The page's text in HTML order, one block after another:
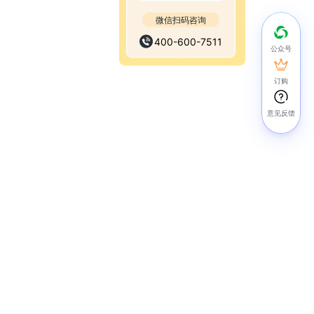
微信扫码咨询
400-600-7511
公众号
订购
意见反馈